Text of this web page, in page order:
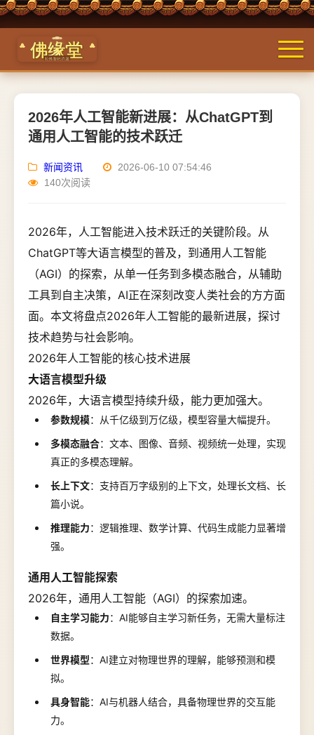
2026年人工智能新进展：从ChatGPT到
通用人工智能的技术跃迁
新闻资讯
2026-06-10 07:54:46
140次阅读
2026年，人工智能进入技术跃迁的关键阶段。从
ChatGPT等大语言模型的普及，到通用人工智能
（AGI）的探索，从单一任务到多模态融合，从辅助
工具到自主决策，AI正在深刻改变人类社会的方方面
面。本文将盘点2026年人工智能的最新进展，探讨
技术趋势与社会影响。
2026年人工智能的核心技术进展
大语言模型升级
2026年，大语言模型持续升级，能力更加强大。
参数规模：从千亿级到万亿级，模型容量大幅提升。
多模态融合：文本、图像、音频、视频统一处理，实现
真正的多模态理解。
长上下文：支持百万字级别的上下文，处理长文档、长
篇小说。
推理能力：逻辑推理、数学计算、代码生成能力显著增
强。
通用人工智能探索
2026年，通用人工智能（AGI）的探索加速。
自主学习能力：AI能够自主学习新任务，无需大量标注
数据。
世界模型：AI建立对物理世界的理解，能够预测和模
拟。
具身智能：AI与机器人结合，具备物理世界的交互能
力。